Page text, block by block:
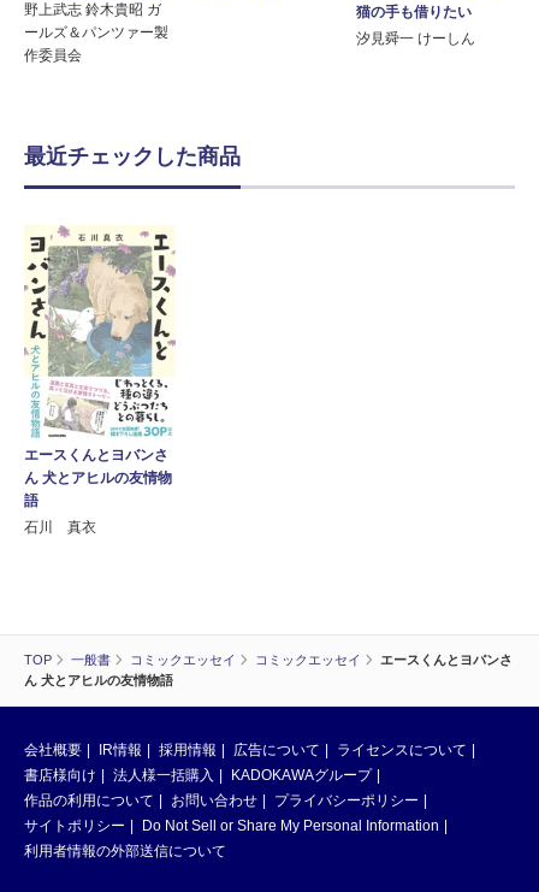
TOP 一般書 コミックエッセイ コミックエッセイ
エースくんとヨバンさ
ん 犬とアヒルの友情物語
野上武志 鈴木貴昭 ガ
ールズ＆パンツァー製
作委員会
猫の手も借りたい
汐見舜一 けーしん
最近チェックした商品
エースくんとヨバンさ
ん 犬とアヒルの友情物
語
石川 真衣
会社概要 IR情報 採用情報 広告について
ライセンスについて
書店様向け
法人様一括購入
KADOKAWAグループ
作品の利用について
お問い合わせ
プライバシーポリシー
サイトポリシー
Do Not Sell or Share My Personal Information
利用者情報の外部送信について